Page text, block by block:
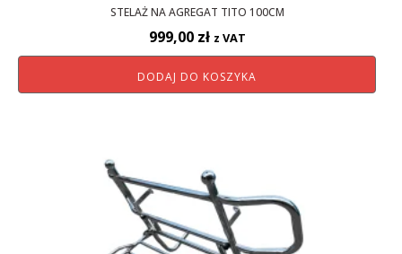
STELAŻ NA AGREGAT TITO 100CM
999,00 zł z VAT
DODAJ DO KOSZYKA